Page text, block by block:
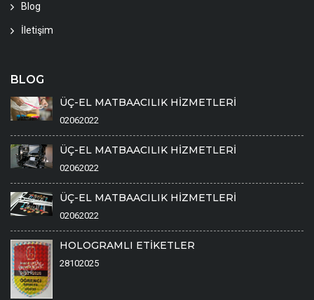
Blog
İletişim
BLOG
ÜÇ-EL MATBAACILIK HİZMETLERİ
02062022
ÜÇ-EL MATBAACILIK HİZMETLERİ
02062022
ÜÇ-EL MATBAACILIK HİZMETLERİ
02062022
HOLOGRAMLI ETİKETLER
28102025